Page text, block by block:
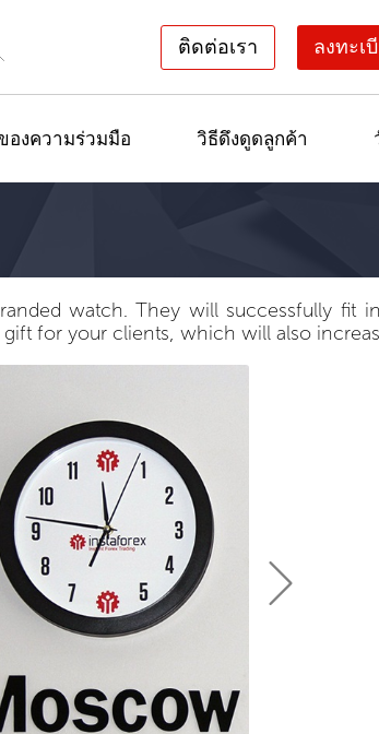
ติดต่อเรา ลงทะเ
องความร่วมมือ วิธีดึงดูดลูกค้า
watch. They will successfully
for your clients, which will also